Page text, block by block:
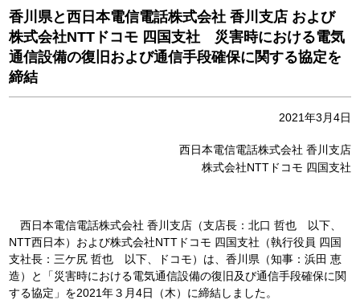
香川県と西日本電信電話株式会社 香川支店 および
株式会社NTTドコモ 四国支社 災害時における電気
通信設備の復旧および通信手段確保に関する協定を
締結
2021年3月4日
西日本電信電話株式会社 香川支店
株式会社NTTドコモ 四国支社
西日本電信電話株式会社 香川支店（支店長：北口 哲也 以下、
NTT西日本）および株式会社NTTドコモ 四国支社（執行役員 四国
支社長：三ケ尻 哲也 以下、ドコモ）は、香川県（知事：浜田 恵
造）と「災害時における電気通信設備の復旧及び通信手段確保に関
する協定」を2021年３月4日（木）に締結しました。